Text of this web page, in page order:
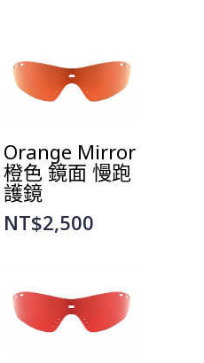
選擇規格
Orange Mirror
橙色 鏡面 慢跑
護鏡
NT$2,500